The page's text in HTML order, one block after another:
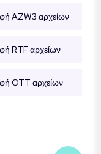
AZW3 αρχείων
RTF αρχείων
OTT αρχείων